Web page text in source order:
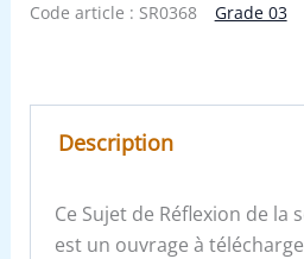
Code article : SR0368 Grade 03
Description
Ce Sujet de Réflexion de la
est un ouvrage à